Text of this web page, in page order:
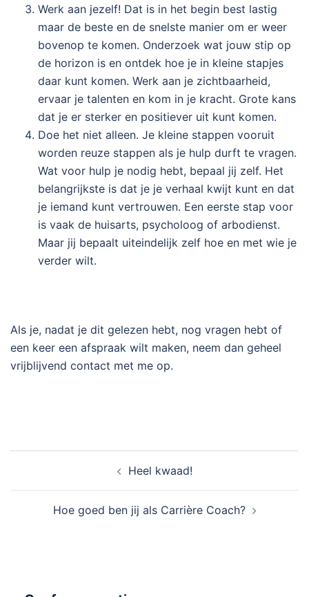
Werk aan jezelf! Dat is in het begin best lastig
maar de beste en de snelste manier om er weer
bovenop te komen. Onderzoek wat jouw stip op
de horizon is en ontdek hoe je in kleine stapjes
daar kunt komen. Werk aan je zichtbaarheid,
ervaar je talenten en kom in je kracht. Grote kans
dat je er sterker en positiever uit kunt komen.
Doe het niet alleen. Je kleine stappen vooruit
worden reuze stappen als je hulp durft te vragen.
Wat voor hulp je nodig hebt, bepaal jij zelf. Het
belangrijkste is dat je je verhaal kwijt kunt en dat
je iemand kunt vertrouwen. Een eerste stap voor
is vaak de huisarts, psycholoog of arbodienst.
Maar jij bepaalt uiteindelijk zelf hoe en met wie je
verder wilt.
Als je, nadat je dit gelezen hebt, nog vragen hebt of
een keer een afspraak wilt maken, neem dan geheel
vrijblijvend contact met me op.
Heel kwaad!
Hoe goed ben jij als Carrière Coach?